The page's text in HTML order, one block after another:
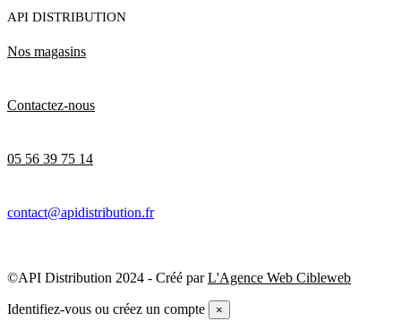
API DISTRIBUTION
Nos magasins
Contactez-nous
05 56 39 75 14
contact@apidistribution.fr
©API Distribution 2024 - Créé parL'Agence Web Cibleweb
Identifiez-vous ou créez un compte ×